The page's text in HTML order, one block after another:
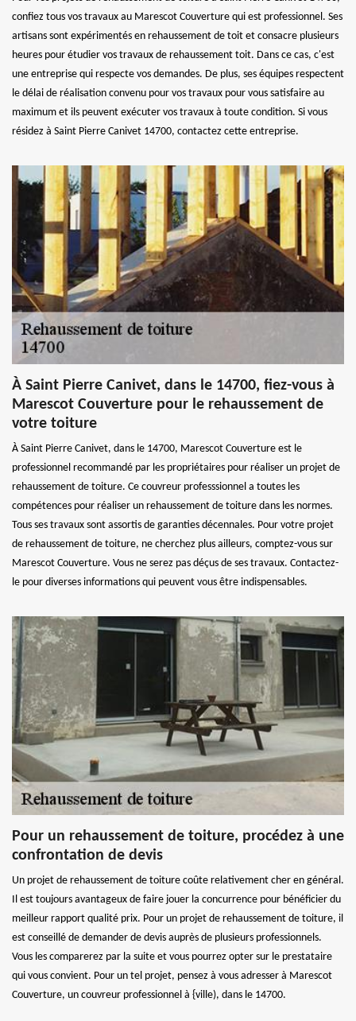
confiez tous vos travaux au Marescot Couverture qui est professionnel. Ses
artisans sont expérimentés en rehaussement de toit et consacre plusieurs
heures pour étudier vos travaux de rehaussement toit. Dans ce cas, c'est
une entreprise qui respecte vos demandes. De plus, ses équipes respectent
le délai de réalisation convenu pour vos travaux pour vous satisfaire au
maximum et ils peuvent exécuter vos travaux à toute condition. Si vous
résidez à Saint Pierre Canivet 14700, contactez cette entreprise.
À Saint Pierre Canivet, dans le 14700, fiez-vous à
Marescot Couverture pour le rehaussement de
votre toiture
À Saint Pierre Canivet, dans le 14700, Marescot Couverture est le
professionnel recommandé par les propriétaires pour réaliser un projet de
rehaussement de toiture. Ce couvreur professsionnel a toutes les
compétences pour réaliser un rehaussement de toiture dans les normes.
Tous ses travaux sont assortis de garanties décennales. Pour votre projet
de rehaussement de toiture, ne cherchez plus ailleurs, comptez-vous sur
Marescot Couverture. Vous ne serez pas déçus de ses travaux. Contactez-
le pour diverses informations qui peuvent vous être indispensables.
Pour un rehaussement de toiture, procédez à une
confrontation de devis
Un projet de rehaussement de toiture coûte relativement cher en général.
Il est toujours avantageux de faire jouer la concurrence pour bénéficier du
meilleur rapport qualité prix. Pour un projet de rehaussement de toiture, il
est conseillé de demander de devis auprès de plusieurs professionnels.
Vous les comparerez par la suite et vous pourrez opter sur le prestataire
qui vous convient. Pour un tel projet, pensez à vous adresser à Marescot
Couverture, un couvreur professionnel à {ville), dans le 14700.